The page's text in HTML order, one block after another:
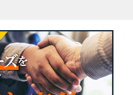
の3つの種類
業承継のポイントと注意点6選
式会社と違い難易度が高い